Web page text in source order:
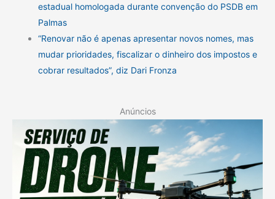
estadual homologada durante convenção do PSDB em
Palmas
“Renovar não é apenas apresentar novos nomes, mas
mudar prioridades, fiscalizar o dinheiro dos impostos e
cobrar resultados”, diz Dari Fronza
Anúncios